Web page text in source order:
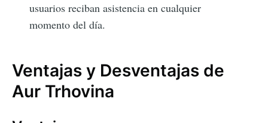
usuarios reciban asistencia en cualquier
momento del día.
Ventajas y Desventajas de
Aur Trhovina